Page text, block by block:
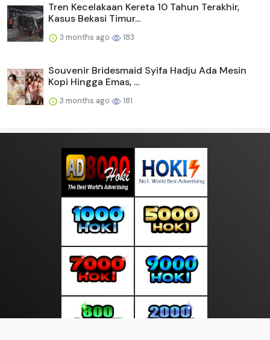
Tren Kecelakaan Kereta 10 Tahun Terakhir,
Kasus Bekasi Timur...
3 months ago 183
Souvenir Bridesmaid Syifa Hadju Ada Mesin
Kopi Hingga Emas, ...
3 months ago 181